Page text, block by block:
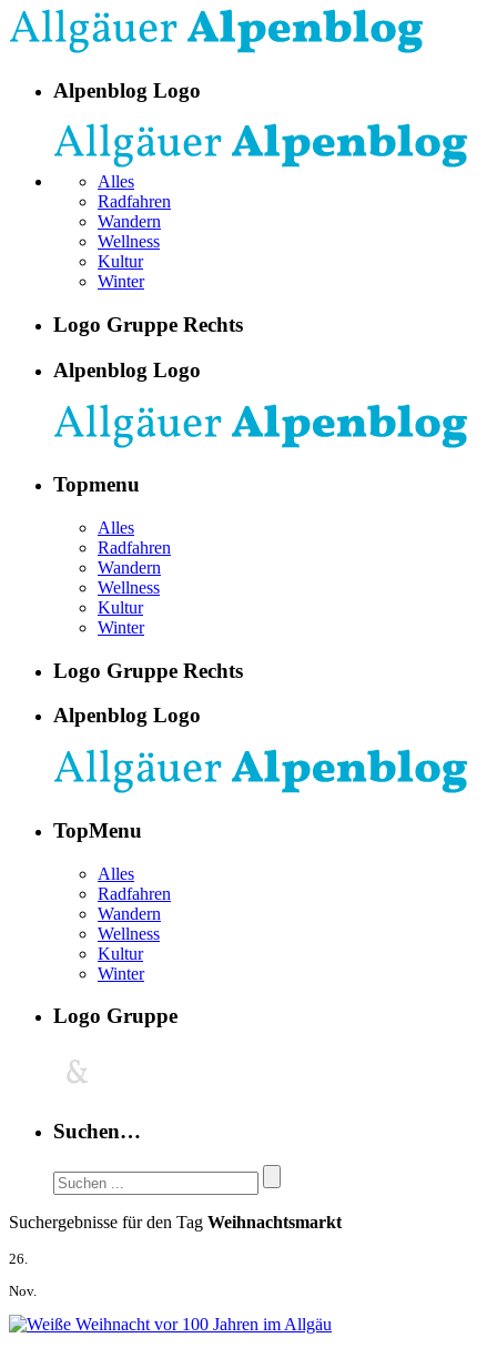
Alpenblog Logo
Alles
Radfahren
Wandern
Wellness
Kultur
Winter
Logo Gruppe Rechts
Alpenblog Logo
Topmenu
Alles
Radfahren
Wandern
Wellness
Kultur
Winter
Logo Gruppe Rechts
Alpenblog Logo
TopMenu
Alles
Radfahren
Wandern
Wellness
Kultur
Winter
Logo Gruppe
Suchen…
Suchergebnisse für den Tag Weihnachtsmarkt
26.
Nov.